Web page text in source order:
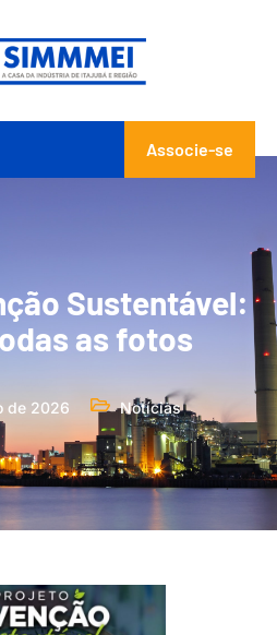
Associe-se
Sustentável:
as fotos
de 2026 Notícias